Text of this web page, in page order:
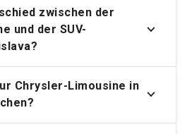
zwischen der
und der SUV-
Chrysler-Limousine in